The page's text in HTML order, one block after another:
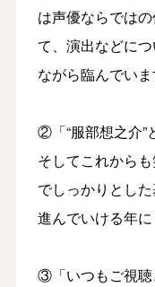
は声優ならでは
て、演出などに
ながら臨んでいま
②「“服部想之介”
そしてこれから
でしっかりとし
進んでいける年に
③「いつもご視聴